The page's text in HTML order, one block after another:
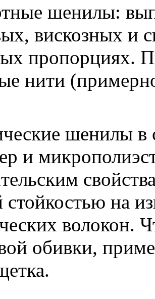
шенилы:
вискозных и
пропорциях.
нити
шенилы в
и
стойкостью на
волокон.
обивки,